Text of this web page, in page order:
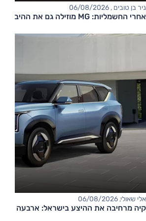
ניר בן טובים , 06/08/2026
אחרי החשמליות: MG מוזילה גם את ההיברידיות
אלי שאולי, 06/08/2026
קיה מרחיבה את ההיצע בישראל: ארבעה